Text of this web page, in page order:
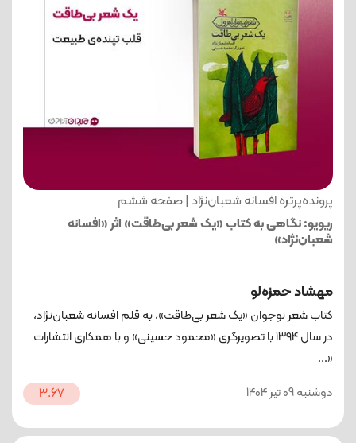
پرونده‌پرتره افسانه شعبان‌نژاد | صفحه ششم
ریویو: نگاهی به کتاب «یک شعر بی‌طاقت» اثر «افسانه
شعبان‌نژاد»
مهشاد حمزه‌لو
کتاب شعر نوجوان «یک شعر بی‌طاقت»، به قلم افسانه شعبان‌نژاد،
در سال ۱۳۹4 با تصویرگری «محمود حسینی» و با همکاری انتشارات
«...
دوشنبه 09 تیر 1404
3.67